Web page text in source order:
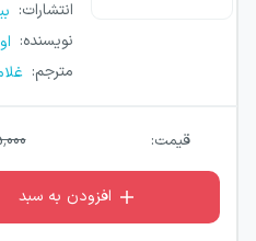
انتشارات:
نویسنده:
مترجم:
قیمت:
افزودن به سبد